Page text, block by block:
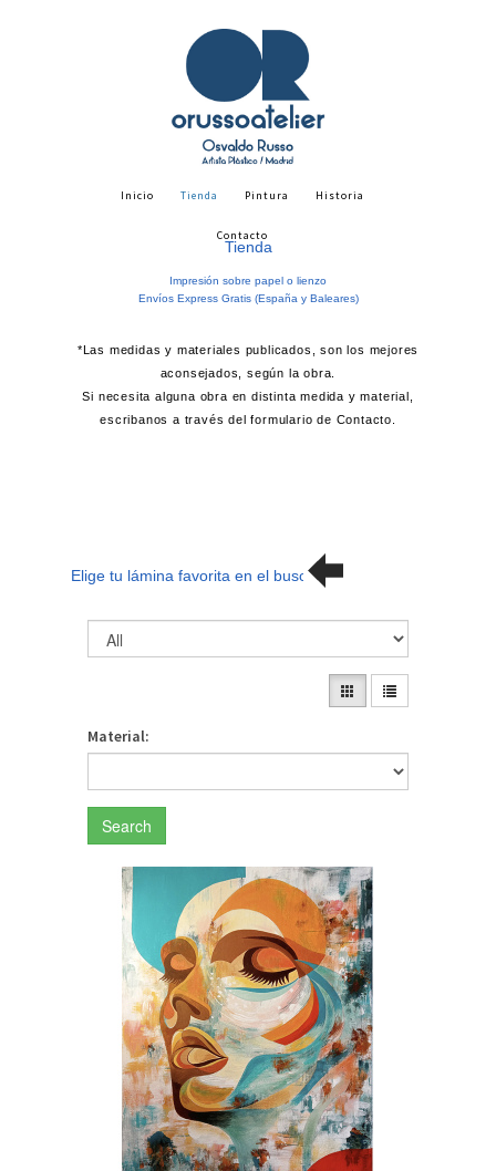
Inicio Tienda Pintura Historia
Contacto
Impresión sobre papel o lienzo
Envíos Express Gratis (España y Baleares)
Material:
Search
*Las medidas y materiales publicados, son los mejores
aconsejados, según la obra.
Si necesita alguna obra en distinta medida y material,
escribanos a través del formulario de Contacto.
Elige tu lámina favorita en el buscador
Tienda